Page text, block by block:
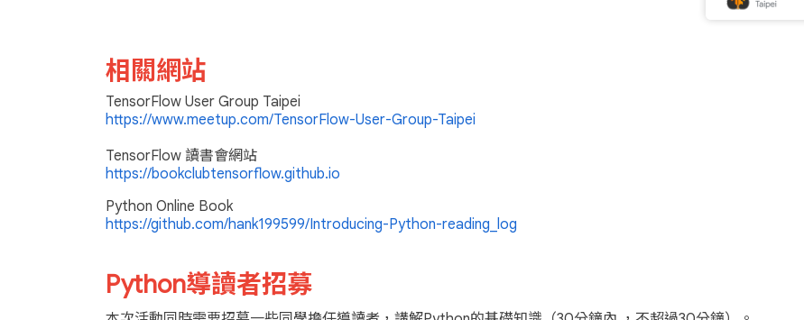
相關網站
TensorFlow User Group Taipei
https://www.meetup.com/TensorFlow-User-Group-Taipei
TensorFlow 讀書會網站
https://bookclubtensorflow.github.io
Python Online Book
https://github.com/hank199599/Introducing-Python-reading_log
Python導讀者招募